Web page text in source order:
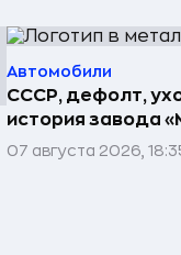
Автомобили
СССР, дефолт,
история завода
07 августа 2026,